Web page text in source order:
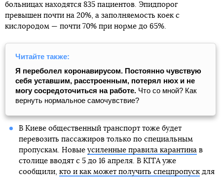
больницах находятся 835 пациентов. Эпидпорог
превышен почти на 20%, а заполняемость коек с
кислородом — почти 70% при норме до 65%.
Читайте также:
Я переболел коронавирусом. Постоянно чувствую
себя уставшим, расстроенным, потерял нюх и не
могу сосредоточиться на работе. Что со мной? Как
вернуть нормальное самочувствие?
В Киеве общественный транспорт тоже будет
перевозить пассажиров только по специальным
пропускам. Новые усиленные правила карантина в
столице вводят с 5 до 16 апреля. В КГГА уже
сообщили, кто и как может получить спецпропускдля